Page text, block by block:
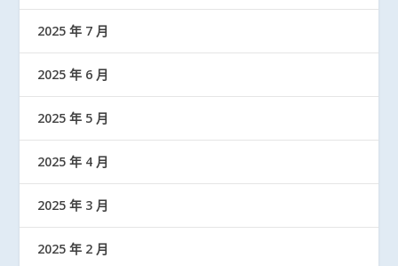
2025 年 7 月
2025 年 6 月
2025 年 5 月
2025 年 4 月
2025 年 3 月
2025 年 2 月